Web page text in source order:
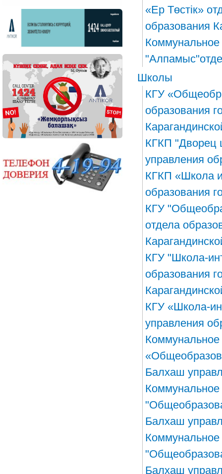
«Ер Төстік»
образования
Коммунальное
Школы
КГУ
образования
КГКП "Дворец
управления
КГКП «Школа
образования
КГУ
отдела
КГУ "Школа-
образования
КГУ «Школа-
управления
Коммунальное
Балхаш
Коммунальное
Балхаш
Коммунальное
Балхаш